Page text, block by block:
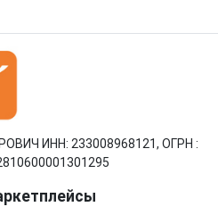
ИНН: 233008968121, ОГРН :